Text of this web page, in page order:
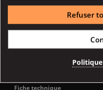
Référence
Fiche technique
Refuser